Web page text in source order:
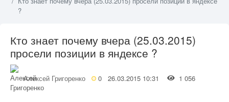
?
Кто знает почему вчера (25.03.2015)
просели позиции в яндексе ?
Алексей Григоренко 0 26.03.2015 10:31 1 056